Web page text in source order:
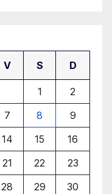
V S D
1
2
7 8
9
14 15
16
21 22
23
28 29
30